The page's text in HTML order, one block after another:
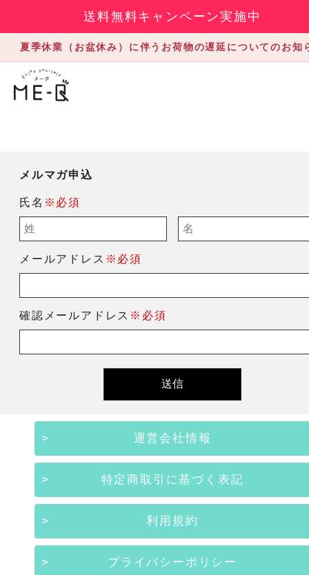
送料無料キャンペーン実施中
夏季休業（お盆休み）に伴うお荷物の遅延についてのお知
メルマガ申込
氏名 ※必須
メールアドレス ※必須
確認メールアドレス ※必須
運営会社情報
特定商取引に基づく表記
利用規約
プライバシーポリシー